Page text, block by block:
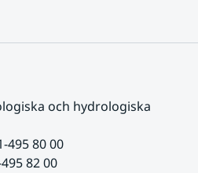
och hydrologiska
495 80 00
82 00